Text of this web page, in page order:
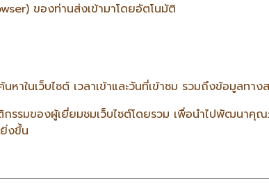
ของท่านส่งเข้ามาโดยอัตโนมัติ
ในเว็บไซต์ เวลาเข้าและวันที่เข้าชม รวมถึงข้อมูลทา
รรมของผู้เยี่ยมชมเว็บไซต์โดยรวม เพื่อนำไปพัฒนาคุณ
งขึ้น